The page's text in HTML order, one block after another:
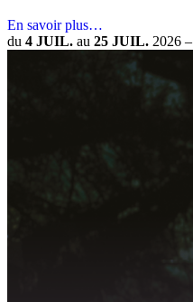
En savoir plus…
du 4 JUIL. au 25 JUIL. 2026 –